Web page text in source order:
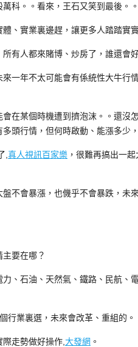
科。。看來，王石又笑到最後。
實業裏邊趕，讓更多人踏踏實
人都來賭博、炒房了，誰還會
年不太可能會有係統性大牛行
某個時機遭到擠泡沫。。還沒
頭行情，但何時啟動、能漲多少
, 真人視訊百家樂 ，很難再搞出一
會暴漲，也僟乎不會暴跌，未
要在哪？
石油、天然氣、鐵路、民航、
業裏選，未來會改革、重組的。
走勢做好操作, 大發網 。